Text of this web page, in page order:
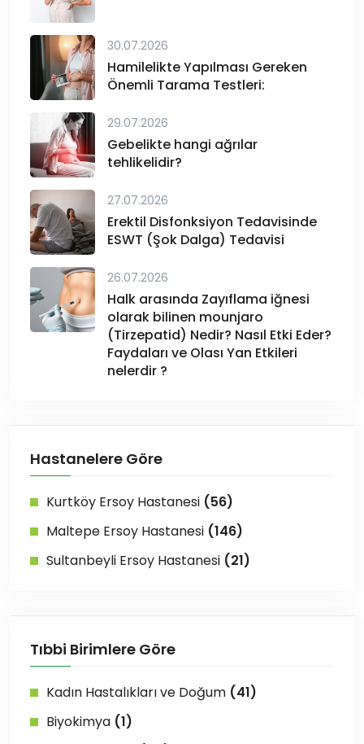
30.07.2026
Hamilelikte Yapılması Gereken
Önemli Tarama Testleri:
29.07.2026
Gebelikte hangi ağrılar
tehlikelidir?
27.07.2026
Erektil Disfonksiyon Tedavisinde
ESWT (Şok Dalga) Tedavisi
26.07.2026
Halk arasında Zayıflama iğnesi
olarak bilinen mounjaro
(Tirzepatid) Nedir? Nasıl Etki Eder?
Faydaları ve Olası Yan Etkileri
nelerdir ?
Hastanelere Göre
Kurtköy Ersoy Hastanesi (56)
Maltepe Ersoy Hastanesi (146)
Sultanbeyli Ersoy Hastanesi (21)
Tıbbi Birimlere Göre
Kadın Hastalıkları ve Doğum (41)
Biyokimya (1)